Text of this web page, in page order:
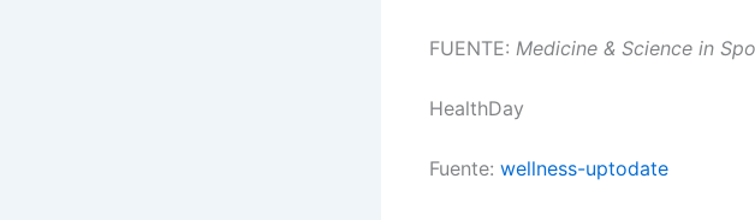
FUENTE: Medicine & Science in
HealthDay
Fuente: wellness-uptodate